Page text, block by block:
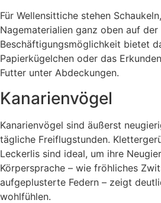
Für Wellensittiche stehen
Nagematerialien ganz oben auf
Beschäftigungsmöglichkeit bietet
Papierkügelchen oder das
Futter unter Abdeckungen.
Kanarienvögel
Kanarienvögel sind äußerst
tägliche Freiflugstunden.
Leckerlis sind ideal, um ihre
Körpersprache – wie fröhliches
aufgeplusterte Federn – zeigt
wohlfühlen.